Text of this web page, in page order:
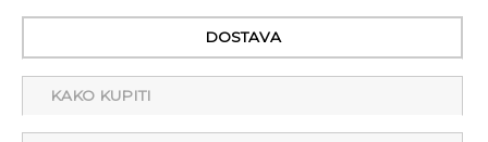
DOSTAVA
KAKO KUPITI